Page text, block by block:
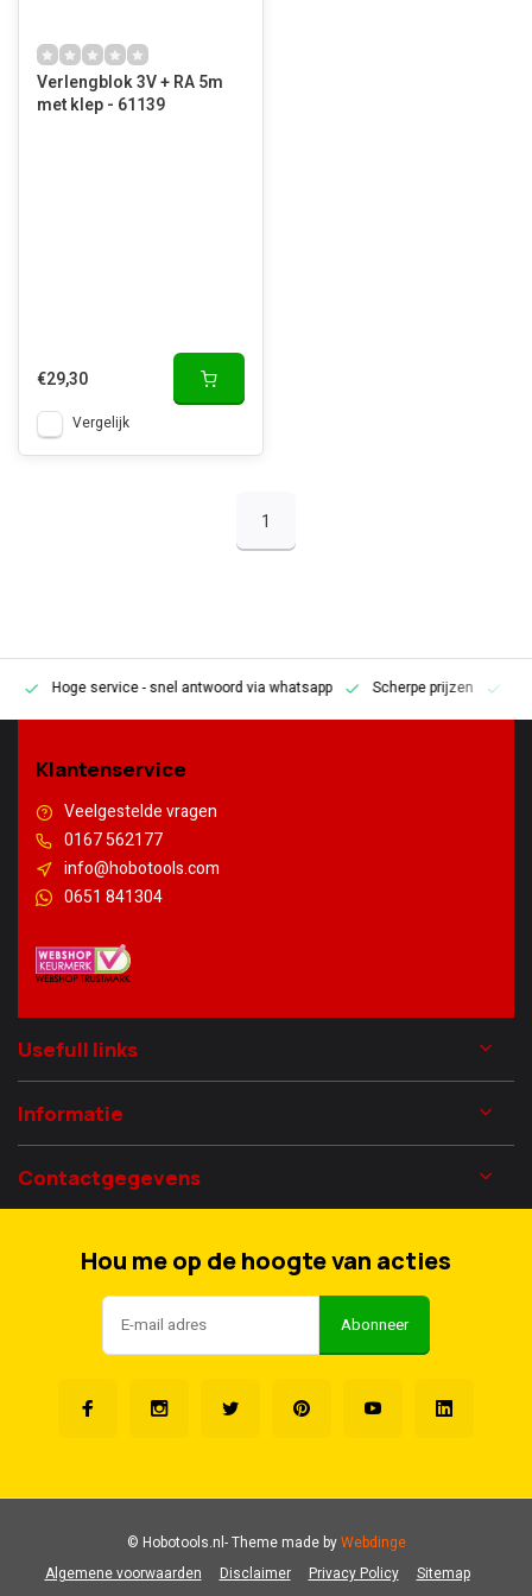
Verlengblok 3V + RA 5m
met klep - 61139
€29,30
Vergelijk
1
Hoge service- snel antwoord via whatsapp Scherpe prijzen
Klantenservice
Veelgestelde vragen
0167 562177
info@hobotools.com
0651 841304
Usefull links
Informatie
Contactgegevens
Hou me op de hoogte van acties
Abonneer
Algemene voorwaarden Disclaimer Privacy Policy Sitemap
© Hobotools.nl- Theme made byWebdinge